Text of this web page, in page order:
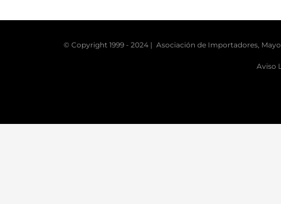
© Copyright 1999 - 2024 | Asociación de Importadores,
Aviso